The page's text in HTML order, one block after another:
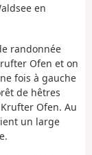
en
randonnée
Ofen et on
fois à gauche
de hêtres
Ofen. Au
un large